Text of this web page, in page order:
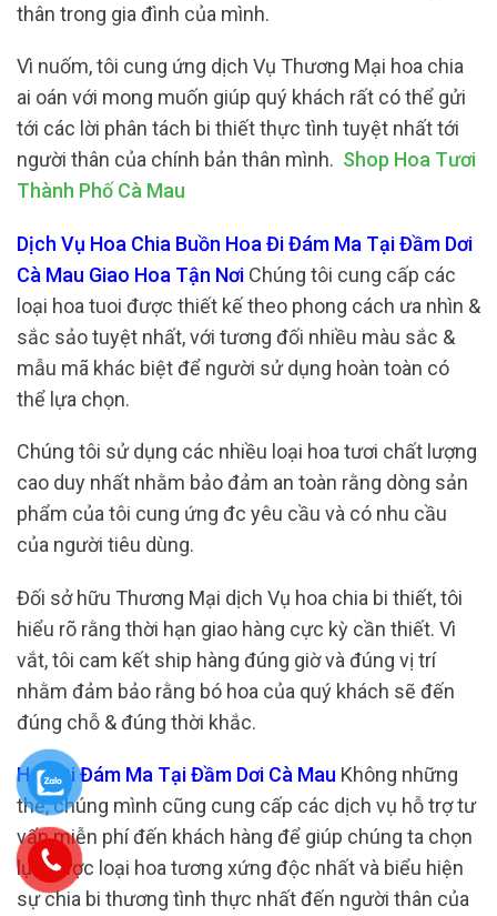
thân trong gia đình của mình.
Vì nuốm, tôi cung ứng dịch Vụ Thương Mại hoa chia
ai oán với mong muốn giúp quý khách rất có thể gửi
tới các lời phân tách bi thiết thực tình tuyệt nhất tới
người thân của chính bản thân mình. Shop Hoa Tươi
Thành Phố Cà Mau
Dịch Vụ Hoa Chia Buồn Hoa Đi Đám Ma Tại Đầm Dơi
Cà Mau Giao Hoa Tận Nơi Chúng tôi cung cấp các
loại hoa tuoi được thiết kế theo phong cách ưa nhìn &
sắc sảo tuyệt nhất, với tương đối nhiều màu sắc &
mẫu mã khác biệt để người sử dụng hoàn toàn có
thể lựa chọn.
Chúng tôi sử dụng các nhiều loại hoa tươi chất lượng
cao duy nhất nhằm bảo đảm an toàn rằng dòng sản
phẩm của tôi cung ứng đc yêu cầu và có nhu cầu
của người tiêu dùng.
Đối sở hữu Thương Mại dịch Vụ hoa chia bi thiết, tôi
hiểu rõ rằng thời hạn giao hàng cực kỳ cần thiết. Vì
vắt, tôi cam kết ship hàng đúng giờ và đúng vị trí
nhằm đảm bảo rằng bó hoa của quý khách sẽ đến
đúng chỗ & đúng thời khắc.
Hoa Đi Đám Ma Tại Đầm Dơi Cà Mau Không những
thế, chúng mình cũng cung cấp các dịch vụ hỗ trợ tư
vấn miễn phí đến khách hàng để giúp chúng ta chọn
lựa được loại hoa tương xứng độc nhất và biểu hiện
sự chia bi thương tình thực nhất đến người thân của